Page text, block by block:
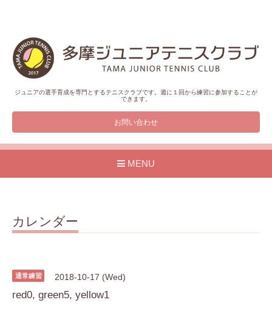
ジュニアの選手育成を専門とするテニスクラブです。週に１回から練習に参加することが
できます。
お問い合わせ
MENU
カレンダー
通常練習 2018-10-17 (Wed)
red0, green5, yellow1